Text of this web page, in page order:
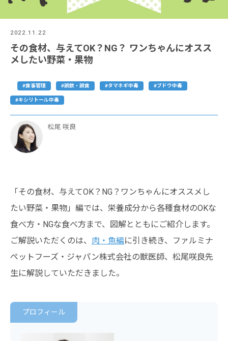
2022.11.22
その食材、与えてOK？NG？ ワンちゃんにオスス
メしたい野菜・果物
#食事管理 #誤飲・誤食 #タマネギ中毒 #ブドウ中毒
#キシリトール中毒
松尾 咲良
「その食材、与えてOK？NG？ワンちゃんにオススメし
たい野菜・果物」編では、栄養成分から各種食材のOKな
食べ方・NGな食べ方まで、図解とともにご紹介します。
ご解説いただくのは、 肉・魚編に引き続き、ファルミナ
ペットフーズ・ジャパン株式会社の獣医師、松尾咲良先
生に解説していただきました。
プロフィール